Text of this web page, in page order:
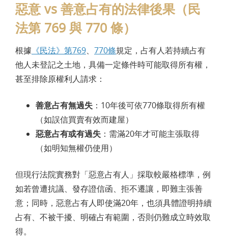
惡意 vs 善意占有的法律後果（民
法第 769 與 770 條）
根據 《民法》第769、 770條規定，占有人若持續占有
他人未登記之土地，具備一定條件時可能取得所有權，
甚至排除原權利人請求：
善意占有無過失 ：10年後可依770條取得所有權
（如誤信買賣有效而建屋）
惡意占有或有過失 ：需滿20年才可能主張取得
（如明知無權仍使用）
但現行法院實務對「惡意占有人」採取較嚴格標準，例
如若曾遭抗議、發存證信函、拒不遷讓，即難主張善
意；同時，惡意占有人即使滿20年，也須具體證明持續
占有、不被干擾、明確占有範圍，否則仍難成立時效取
得。